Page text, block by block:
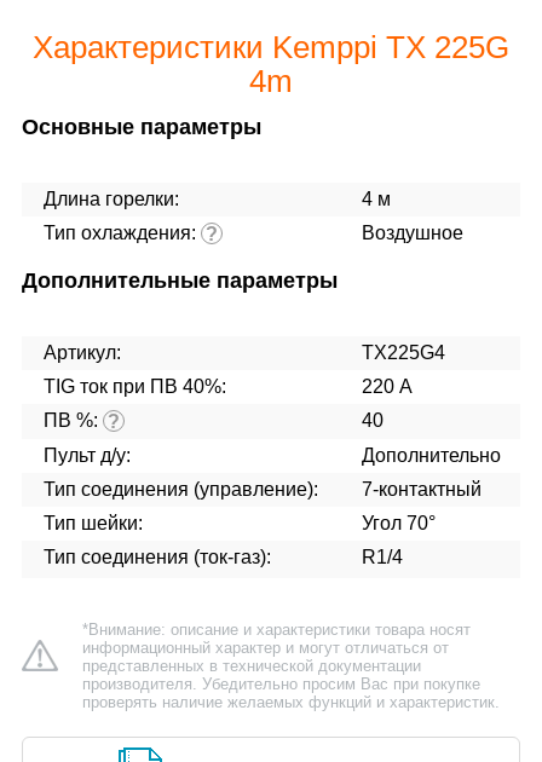
Характеристики Kemppi TX 225G
4m
Основные параметры
Длина горелки:
4 м
Тип охлаждения: ? Воздушное
Дополнительные параметры
Артикул:
TX225G4
TIG ток при ПВ 40%:
220 А
ПВ %: ?
40
Пульт д/у:
Дополнительно
Тип соединения (управление):
7-контактный
Тип шейки:
Угол 70°
Тип соединения (ток-газ):
R1/4
*Внимание: описание и характеристики товара носят
информационный характер и могут отличаться от
представленных в технической документации
производителя. Убедительно просим Вас при покупке
проверять наличие желаемых функций и характеристик.